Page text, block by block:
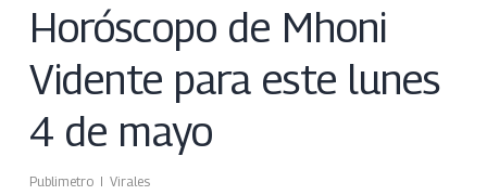
Horóscopo de Mhoni
Vidente para este lunes
4 de mayo
Publimetro Virales